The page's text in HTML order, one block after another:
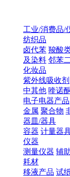
工业/消费品/
纺织品
卤代苯 羧酸
及染料 邻苯
化妆品
紫外线吸收剂
中其他 喹诺酮
电子电器产品
金属 聚合物
器皿/器具
容器 计量器
仪器
测量仪器 辅
耗材
移液产品 试